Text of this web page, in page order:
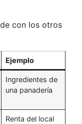
con los otros
Ejemplo
Ingredientes de
una panadería
Renta del local